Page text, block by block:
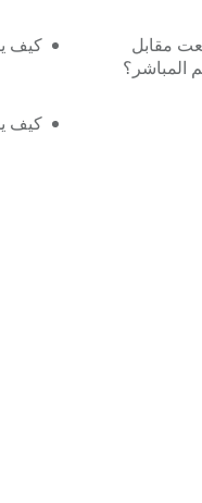
مقابل
المباشر؟
كيف
كيف